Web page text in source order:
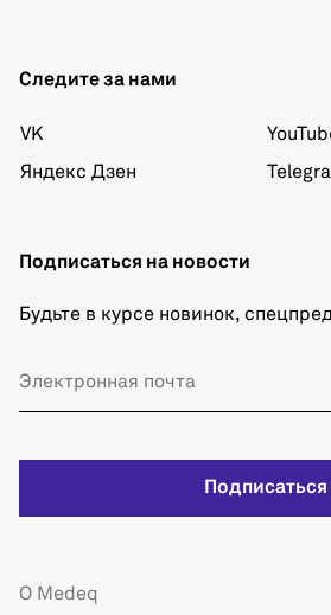
Следите за нами
VK
Яндекс Дзен
Подписаться на новости
Будьте в курсе новинок,
Подписаться
О Medeq